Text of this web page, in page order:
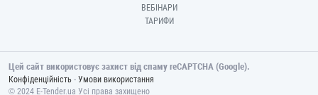
ВЕБІНАРИ
ТАРИФИ
Цей сайт використовує захист від спаму reCAPTCHA (Google).
Конфіденційність - Умови використання
© 2024 E-Tender.ua Усі права захищено